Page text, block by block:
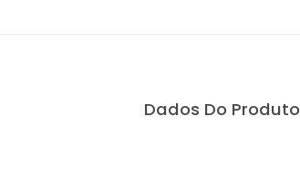
Dados Do Produto